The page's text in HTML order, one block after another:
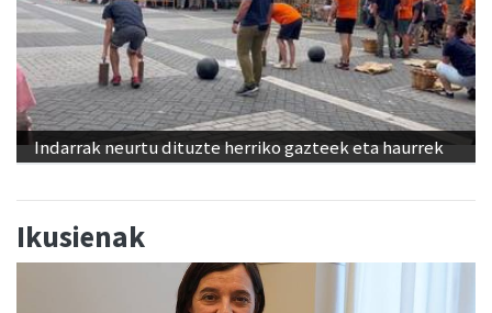
Indarrak neurtu dituzte herriko gazteek eta haurrek
Ikusienak